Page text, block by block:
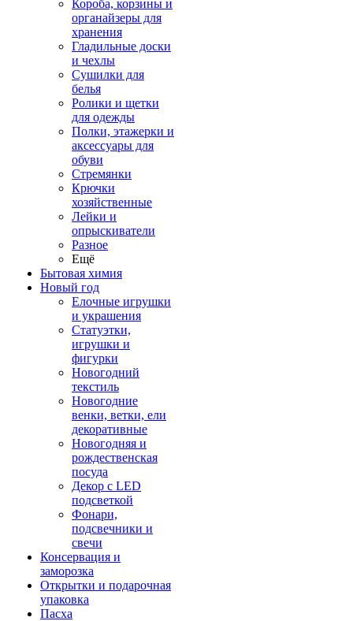
Короба, корзины и
органайзеры для
хранения
Гладильные доски
и чехлы
Сушилки для
белья
Ролики и щетки
для одежды
Полки, этажерки и
аксессуары для
обуви
Стремянки
Крючки
хозяйственные
Лейки и
опрыскиватели
Разное
Ещё
Бытовая химия
Новый год
Елочные игрушки
и украшения
Статуэтки,
игрушки и
фигурки
Новогодний
текстиль
Новогодние
венки, ветки, ели
декоративные
Новогодняя и
рождественская
посуда
Декор с LED
подсветкой
Фонари,
подсвечники и
свечи
Консервация и
заморозка
Открытки и подарочная
упаковка
Пасха